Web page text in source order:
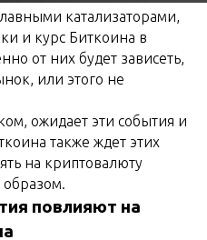
катализаторами,
и курс Биткоина в
от них будет зависеть,
или этого не
ожидает эти события и
также ждет этих
на криптовалюту
повлияют на